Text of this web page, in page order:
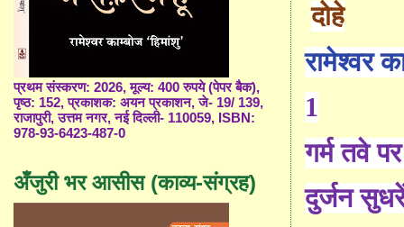
दोहे
रामेश्वर
1
गर्म तवे
दुर्जन
प्रथम संस्करण: 2026, मूल्य: 400 रुपये (पेपर बैक),
पृष्ठ: 152, प्रकाशक: अयन प्रकाशन, जे- 19/ 139,
राजापुरी, उत्तम नगर, नई दिल्ली- 110059, ISBN:
978-93-6423-487-0
अँजुरी भर आसीस (काव्य-संग्रह)